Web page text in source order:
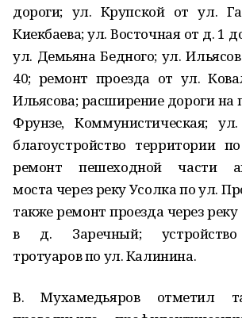
дороги; ул. Крупской от ул.
Киекбаева; ул. Восточная от д. 1
ул. Демьяна Бедного; ул.
40; ремонт проезда от ул.
Ильясова; расширение дороги на
Фрунзе, Коммунистическая;
благоустройство территории
ремонт пешеходной части
моста через реку Усолка по ул.
также ремонт проезда через
в д. Заречный;
тротуаров по ул. Калинина.
В. Мухамедьяров отметил